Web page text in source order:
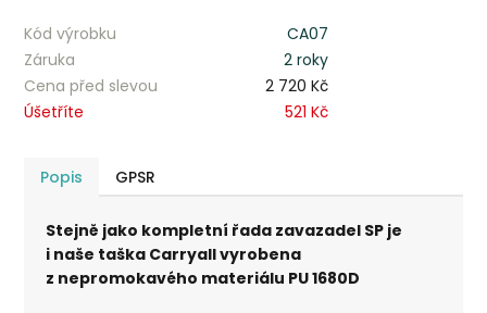
Kód výrobku
CA07
Záruka
2 roky
Cena před slevou
2 720 Kč
Úšetříte
521 Kč
Popis GPSR
Stejně jako kompletní řada zavazadel SP je
i naše taška Carryall vyrobena
z nepromokavého materiálu PU 1680D